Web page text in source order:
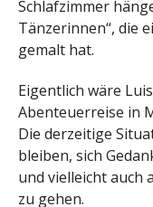
Schlafzimmer
Tänzerinnen“, die
gemalt hat.
Eigentlich wäre
Abenteuerreise in
Die derzeitige
bleiben, sich
und vielleicht auch
zu gehen.